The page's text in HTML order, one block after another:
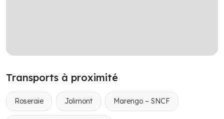
Transports à proximité
Roseraie Jolimont Marengo – SNCF